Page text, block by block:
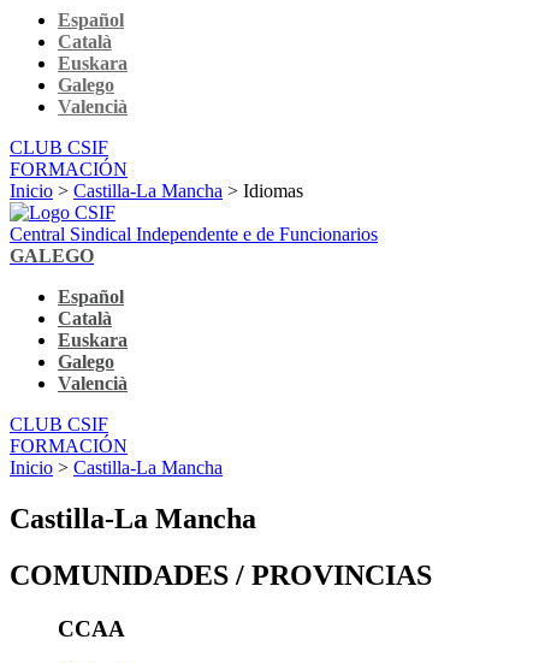
Español
Català
Euskara
Galego
Valencià
CLUB CSIF
FORMACIÓN
Inicio > Castilla-La Mancha > Idiomas
Central Sindical Independente e de Funcionarios
GALEGO
Español
Català
Euskara
Galego
Valencià
CLUB CSIF
FORMACIÓN
Inicio > Castilla-La Mancha
Castilla-La Mancha
COMUNIDADES / PROVINCIAS
CCAA